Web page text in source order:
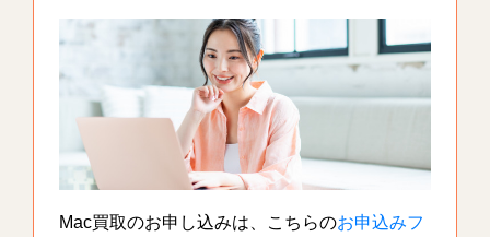
Mac買取のお申し込みは、こちらのお申込みフ